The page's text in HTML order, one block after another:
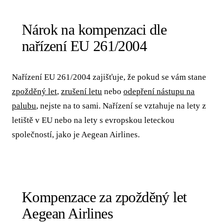
Nárok na kompenzaci dle
nařízení EU 261/2004
Nařízení EU 261/2004 zajišťuje, že pokud se vám stane
zpožděný let, zrušení letu nebo odepření nástupu na
palubu, nejste na to sami. Nařízení se vztahuje na lety z
letiště v EU nebo na lety s evropskou leteckou
společností, jako je Aegean Airlines.
Kompenzace za zpožděný let
Aegean Airlines